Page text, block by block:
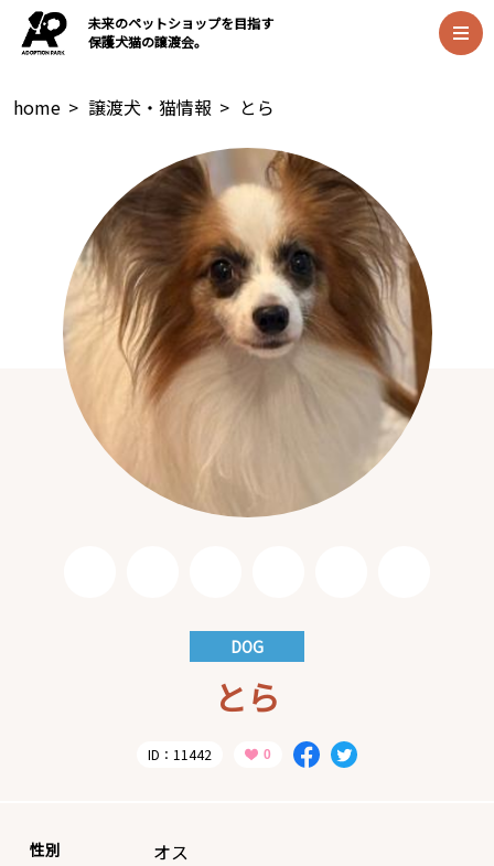
未来のペットショップを目指す
保護犬猫の譲渡会。
home > 譲渡犬・猫情報 > とら
DOG
とら
ID：11442
性別 オス